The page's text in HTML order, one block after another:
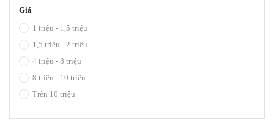
Giá
1 triệu - 1,5 triệu
1,5 triệu - 2 triệu
4 triệu - 8 triệu
8 triệu - 10 triệu
Trên 10 triệu